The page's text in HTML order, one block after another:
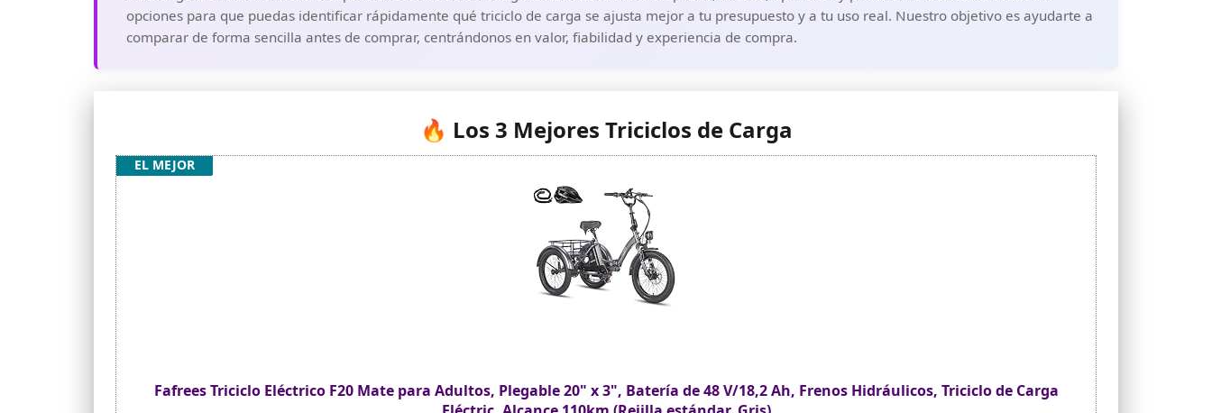
opciones para que puedas identificar rápidamente qué triciclo de carga se ajusta mejor a tu presupuesto y a tu uso real. Nuestro objetivo es ayudarte a
comparar de forma sencilla antes de comprar, centrándonos en valor, fiabilidad y experiencia de compra.
🔥 Los 3 Mejores Triciclos de Carga
Fafrees Triciclo Eléctrico F20 Mate para Adultos, Plegable 20" x 3", Batería de 48 V/18,2 Ah, Frenos Hidráulicos, Triciclo de Carga
EL MEJOR